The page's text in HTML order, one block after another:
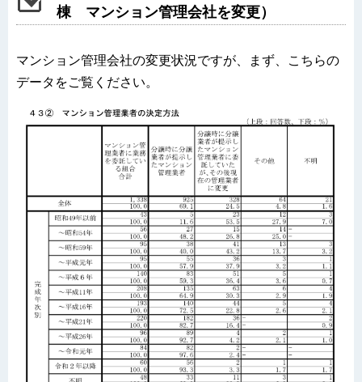
棟 マンション管理会社を変更）
マンション管理会社の変更状況ですが、まず、こちらの
データをご覧ください。